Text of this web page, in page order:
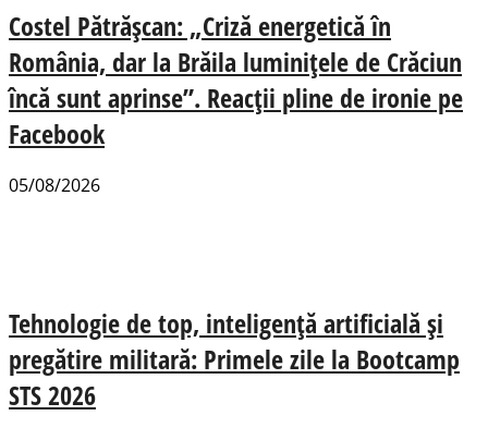
Costel Pătrășcan: „Criză energetică în
România, dar la Brăila luminițele de Crăciun
încă sunt aprinse”. Reacții pline de ironie pe
Facebook
05/08/2026
Tehnologie de top, inteligență artificială și
pregătire militară: Primele zile la Bootcamp
STS 2026